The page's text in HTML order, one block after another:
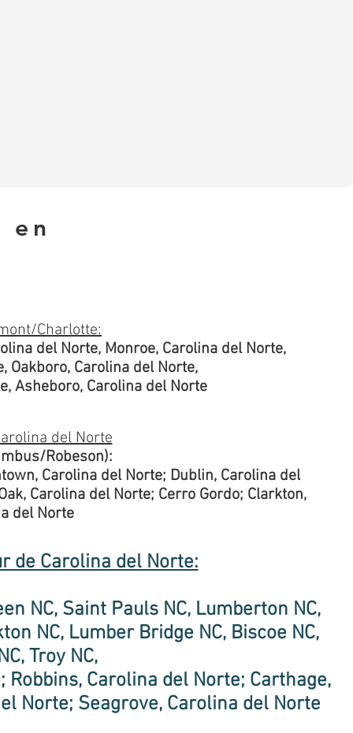
Charlotte:
del Norte, Monroe, Carolina del Norte,
Oakboro, Carolina del Norte,
Asheboro, Carolina del Norte
del Norte
Robeson):
Carolina del Norte; Dublin, Carolina del
Carolina del Norte; Cerro Gordo; Clarkton,
del Norte
de Carolina del Norte:
NC, Saint Pauls NC, Lumberton NC,
NC, Lumber Bridge NC, Biscoe NC,
Troy NC,
Carolina del Norte; Carthage,
Norte; Seagrove, Carolina del Norte
en